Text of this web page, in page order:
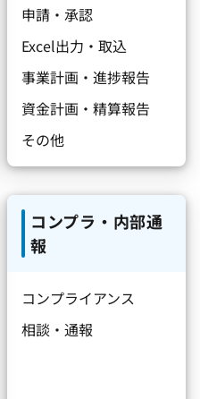
申請・承認
Excel出力・取込
事業計画・進捗報告
資金計画・精算報告
その他
コンプラ・内部通
報
コンプライアンス
相談・通報